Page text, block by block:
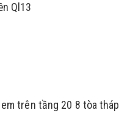
Ql13
trên tầng 20 8 tòa tháp